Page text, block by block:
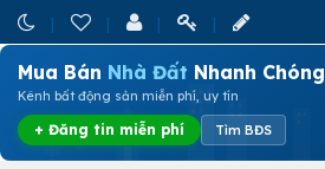
Mua Bán Nhà Đất Nhanh Chóng
Kênh bất động sản miễn phí, uy tín
+ Đăng tin miễn phí Tìm BĐS